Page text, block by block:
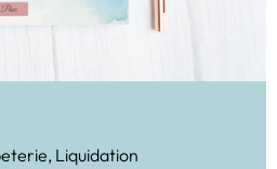
, Liquidation